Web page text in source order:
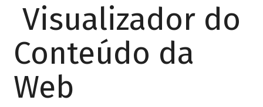
Visualizador do
Conteúdo da
Web